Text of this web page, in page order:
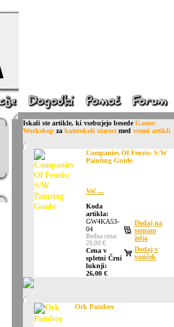
Iskali ste artikle, ki vsebujejo besedeGames
Workshop za katerokoli starost med vsemi artikli
Companies Of Fenris: S/W
Painting Guide
Več ...
Koda
artikla:
GW4KA53-
04
Redna cena:
26,00 €
Cena v
spletni Črni
luknji:
26,00 €
Dodaj na
seznam
želja
Dodaj v
voziček
Ork Painboy